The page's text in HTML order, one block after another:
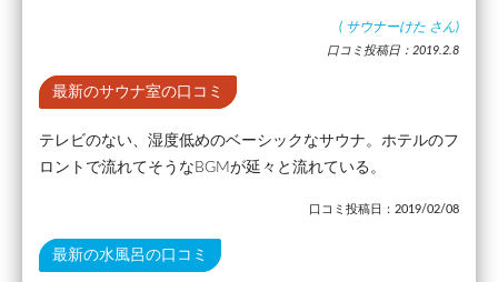
( サウナーけた さん)
口コミ投稿日：2019.2.8
最新のサウナ室の口コミ
テレビのない、湿度低めのベーシックなサウナ。ホテルのフ
ロントで流れてそうなBGMが延々と流れている。
口コミ投稿日：2019/02/08
最新の水風呂の口コミ